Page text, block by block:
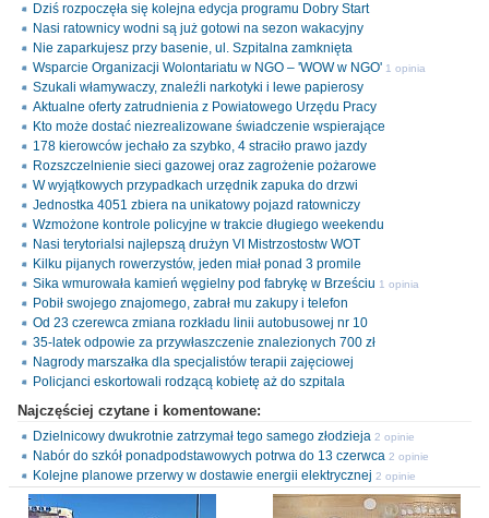
Dziś rozpoczęła się kolejna edycja programu Dobry Start
Nasi ratownicy wodni są już gotowi na sezon wakacyjny
Nie zaparkujesz przy basenie, ul. Szpitalna zamknięta
Wsparcie Organizacji Wolontariatu w NGO – 'WOW w NGO' 1 opinia
Szukali włamywaczy, znaleźli narkotyki i lewe papierosy
Aktualne oferty zatrudnienia z Powiatowego Urzędu Pracy
Kto może dostać niezrealizowane świadczenie wspierające
178 kierowców jechało za szybko, 4 straciło prawo jazdy
Rozszczelnienie sieci gazowej oraz zagrożenie pożarowe
W wyjątkowych przypadkach urzędnik zapuka do drzwi
Jednostka 4051 zbiera na unikatowy pojazd ratowniczy
Wzmożone kontrole policyjne w trakcie długiego weekendu
Nasi terytorialsi najlepszą drużyn VI Mistrzostostw WOT
Kilku pijanych rowerzystów, jeden miał ponad 3 promile
Sika wmurowała kamień węgielny pod fabrykę w Brześciu 1 opinia
Pobił swojego znajomego, zabrał mu zakupy i telefon
Od 23 czerewca zmiana rozkładu linii autobusowej nr 10
35-latek odpowie za przywłaszczenie znalezionych 700 zł
Nagrody marszałka dla specjalistów terapii zajęciowej
Policjanci eskortowali rodzącą kobietę aż do szpitala
Najczęściej czytane i komentowane:
Dzielnicowy dwukrotnie zatrzymał tego samego złodzieja 2 opinie
Nabór do szkół ponadpodstawowych potrwa do 13 czerwca 2 opinie
Kolejne planowe przerwy w dostawie energii elektrycznej 2 opinie